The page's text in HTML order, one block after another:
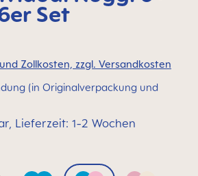
Set
Preise inkl. Steuern und Zollkosten, zzgl. Versandkosten
(in Originalverpackung und
Lieferzeit: 1-2 Wochen